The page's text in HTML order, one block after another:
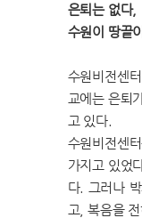
은퇴는 없다,
수원이 땅끝
수원비전센
교에는 은퇴
고 있다.
수원비전센
가지고 있었
다. 그러나
고, 복음을